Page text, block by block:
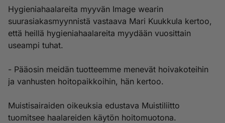
Hygieniahaalareita myyvän Image wearin
suurasiakasmyynnistä vastaava Mari Kuukkula kertoo,
että heillä hygieniahaalareita myydään vuosittain
useampi tuhat.
- Pääosin meidän tuotteemme menevät hoivakoteihin
ja vanhusten hoitopaikkoihin, hän kertoo.
Muistisairaiden oikeuksia edustava Muistiliitto
tuomitsee haalareiden käytön hoitomuotona.